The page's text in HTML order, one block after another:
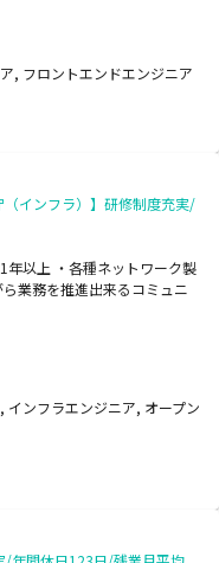
, フロントエンドエンジニア
（インフラ）】研修制度充実/
年以上 ・各種ネットワーク製
業務を推進出来るコミュニ
ンフラエンジニア, オープン